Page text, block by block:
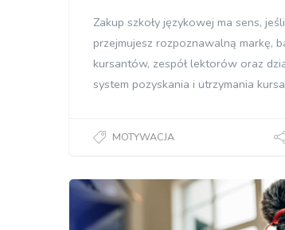
Zakup szkoły językowej ma sens, jeśli
przejmujesz rozpoznawalną markę,
kursantów, zespół lektorów oraz
system pozyskania i utrzymania
MOTYWACJA